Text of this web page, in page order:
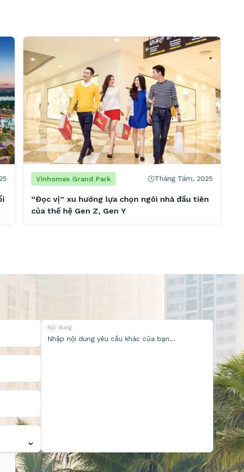
Vinhomes Grand Park Tháng Tám, 2025
“Đọc vị” xu hướng lựa chọn ngôi nhà đầu tiên
của thế hệ Gen Z, Gen Y
Nội dung